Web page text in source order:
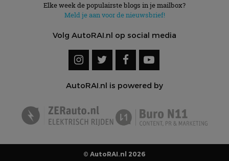
Elke week de populairste blogs in je mailbox?
Meld je aan voor de nieuwsbrief!
Volg AutoRAI.nl op social media
AutoRAI.nl is powered by
© AutoRAI.nl 2026